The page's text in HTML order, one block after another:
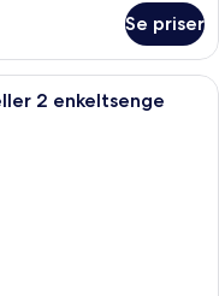
Se priser
værelse - 1 dobbeltseng
2 enkeltsenge